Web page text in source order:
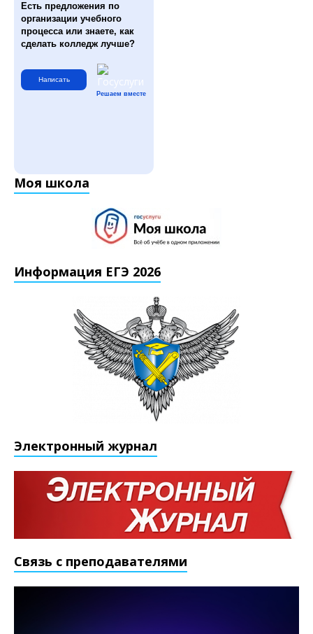
Есть предложения по
организации учебного
процесса или знаете, как
сделать колледж лучше?
Написать
Решаем вместе
Моя школа
Информация ЕГЭ 2026
Электронный журнал
Связь с преподавателями